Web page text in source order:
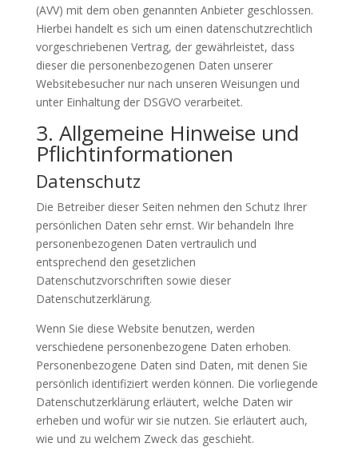
(AVV) mit dem oben genannten Anbieter geschlossen.
Hierbei handelt es sich um einen datenschutzrechtlich
vorgeschriebenen Vertrag, der gewährleistet, dass
dieser die personenbezogenen Daten unserer
Websitebesucher nur nach unseren Weisungen und
unter Einhaltung der DSGVO verarbeitet.
3. Allgemeine Hinweise und
Pflicht­informationen
Datenschutz
Die Betreiber dieser Seiten nehmen den Schutz Ihrer
persönlichen Daten sehr ernst. Wir behandeln Ihre
personenbezogenen Daten vertraulich und
entsprechend den gesetzlichen
Datenschutzvorschriften sowie dieser
Datenschutzerklärung.
Wenn Sie diese Website benutzen, werden
verschiedene personenbezogene Daten erhoben.
Personenbezogene Daten sind Daten, mit denen Sie
persönlich identifiziert werden können. Die vorliegende
Datenschutzerklärung erläutert, welche Daten wir
erheben und wofür wir sie nutzen. Sie erläutert auch,
wie und zu welchem Zweck das geschieht.